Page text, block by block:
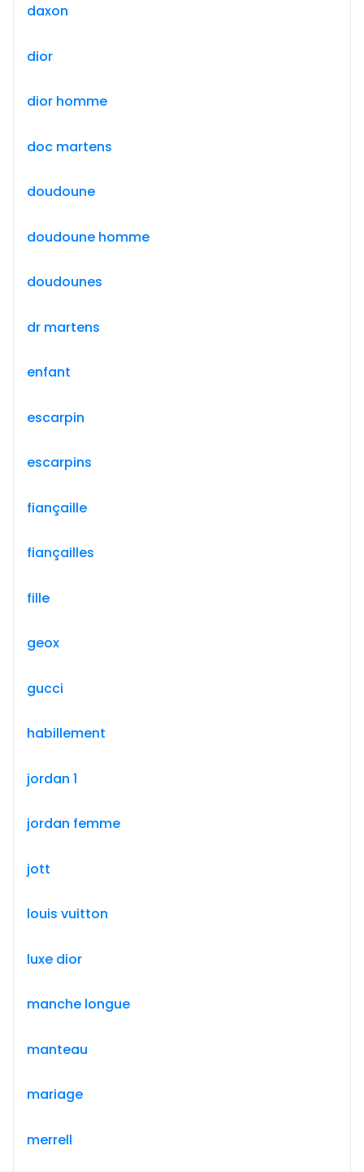
daxon
dior
dior homme
doc martens
doudoune
doudoune homme
doudounes
dr martens
enfant
escarpin
escarpins
fiançaille
fiançailles
fille
geox
gucci
habillement
jordan 1
jordan femme
jott
louis vuitton
luxe dior
manche longue
manteau
mariage
merrell